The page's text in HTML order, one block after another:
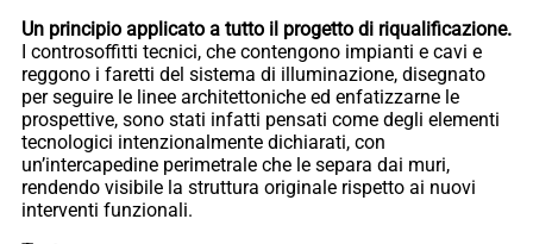
Un principio applicato a tutto il progetto di riqualificazione.
I controsoffitti tecnici, che contengono impianti e cavi e
reggono i faretti del sistema di illuminazione, disegnato
per seguire le linee architettoniche ed enfatizzarne le
prospettive, sono stati infatti pensati come degli elementi
tecnologici intenzionalmente dichiarati, con
un’intercapedine perimetrale che le separa dai muri,
rendendo visibile la struttura originale rispetto ai nuovi
interventi funzionali.